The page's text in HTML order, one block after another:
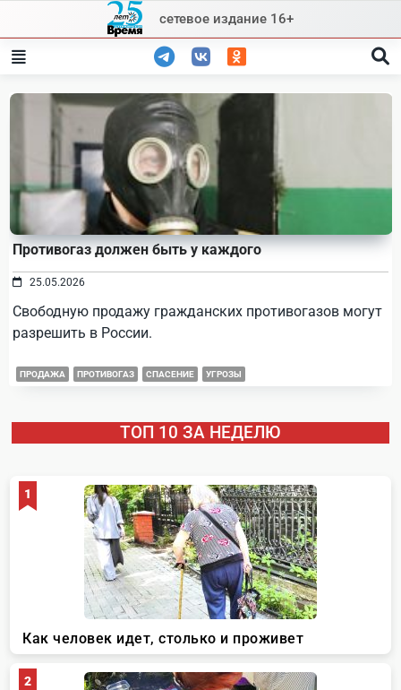
content
сетевое издание 16+
Противогаз должен быть у каждого
25.05.2026
Свободную продажу гражданских противогазов могут
разрешить в России.
ПРОДАЖА ПРОТИВОГАЗ СПАСЕНИЕ УГРОЗЫ
ТОП 10 ЗА НЕДЕЛЮ